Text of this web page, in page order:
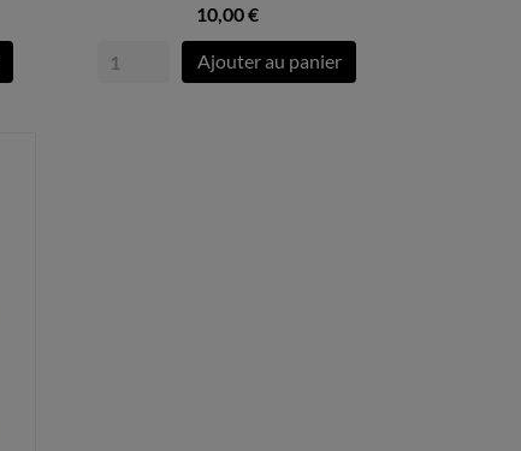
10,00 €
Ajouter au panier